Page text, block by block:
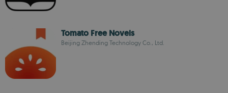
Tomato Free Novels
Beijing Zhending Technology Co., Ltd.